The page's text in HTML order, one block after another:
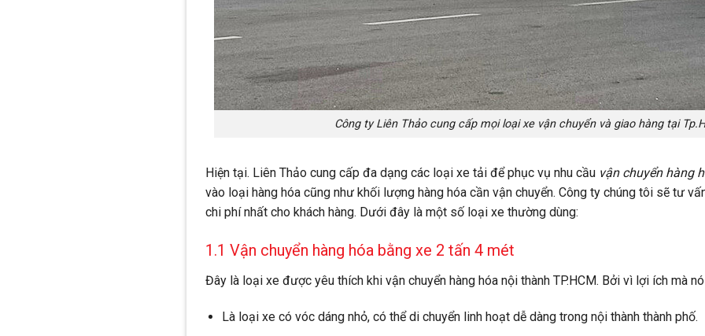
Công ty Liên Thảo cung cấp mọi loại xe vận chuyển và giao hàng tại
Hiện tại. Liên Thảo cung cấp đa dạng các loại xe tải để phục vụ nhu cầu vận chuyển hàng
vào loại hàng hóa cũng như khối lượng hàng hóa cần vận chuyển. Công ty chúng tôi sẽ tư
chi phí nhất cho khách hàng. Dưới đây là một số loại xe thường dùng:
1.1 Vận chuyển hàng hóa bằng xe 2 tấn 4 mét
Đây là loại xe được yêu thích khi vận chuyển hàng hóa nội thành TP.HCM. Bởi vì lợi ích mà
Là loại xe có vóc dáng nhỏ, có thể di chuyển linh hoạt dễ dàng trong nội thành thành phố.